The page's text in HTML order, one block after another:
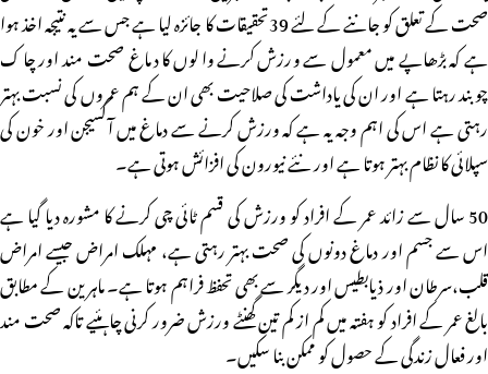
صحت کے تعلق کو جاننے کے لئے 39تحقیقات کا جائزہ لیا ہے جس سے یہ نتیجہ اخذ ہوا
ہے کہ بڑھاپے میں معمول سے ورزش کرنے والوں کا دماغ صحت مند اور چاک
چوبند رہتا ہے اور ان کی یاداشت کی صلاحیت بھی ان کے ہم عمروں کی نسبت بہتر
رہتی ہے اس کی اہم وجہ یہ ہے کہ ورزش کرنے سے دماغ میں آکسیجن اور خون کی
سپلائی کا نظام بہتر ہوتا ہے اور نئے نیورون کی افزائش ہوتی ہے۔
50 سال سے زائد عمر کے افراد کو ورزش کی قسم ٹائی چی کرنے کا مشورہ دیا گیا ہے
اس سے جسم اور دماغ دونوں کی صحت بہتر رہتی ہے، مہلک امراض جیسے امراض
قلب،سرطان اور ذیابطیس اور دیگر سے بھی تحفظ فراہم ہوتا ہے۔ ماہرین کے مطابق
بالغ عمر کے افراد کو ہفتہ میں کم از کم تین گھنٹے ورزش ضرور کرنی چاہئیے تاکہ صحت مند
اور فعال زندگی کے حصول کو ممکن بنا سکیں۔